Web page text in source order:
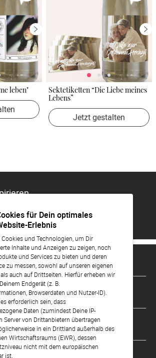
für Dein optimales
Erlebnis
und Technologien, um Dir
Inhalte und Anzeigen zu zeigen, noch
und Services zu bieten und deren
zu messen, sowohl auf unseren eigenen
auch auf Drittseiten. Hierfür erheben wir
Endgerät (z. B.
Browserdaten und Nutzer-ID).
erforderlich sein, dass
Daten (zumindest Deine IP-
Server von Drittanbietern übertragen
in ein Drittland außerhalb des
Wirtschaftsraums (EWR), dessen
nicht mit dem europäischen
ist.
leben"
Sektetiketten “Die Liebe meines
Lebens”
Jetzt gestalten
Hotline
725 10
bis 17 Uhr